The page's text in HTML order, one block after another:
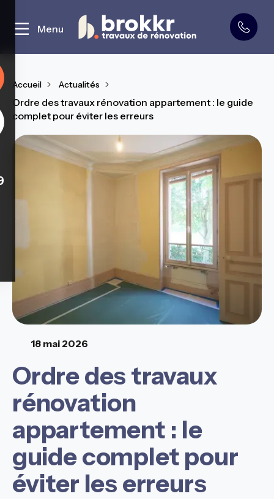
Curage et démolition
Menu
Accueil Actualités
Ordre des travaux rénovation appartement : le guide
complet pour éviter les erreurs
18 mai 2026
Ordre des travaux
rénovation
appartement : le
guide complet pour
éviter les erreurs